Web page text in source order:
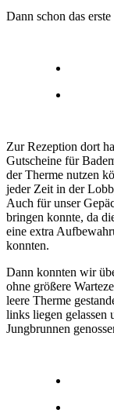
Dann schon das
Zur Rezeption dort
Gutscheine für
der Therme nutzen
jeder Zeit in der
Auch für unser
bringen konnte, da
eine extra
konnten.
Dann konnten wir
ohne größere
leere Therme
links liegen gelassen
Jungbrunnen